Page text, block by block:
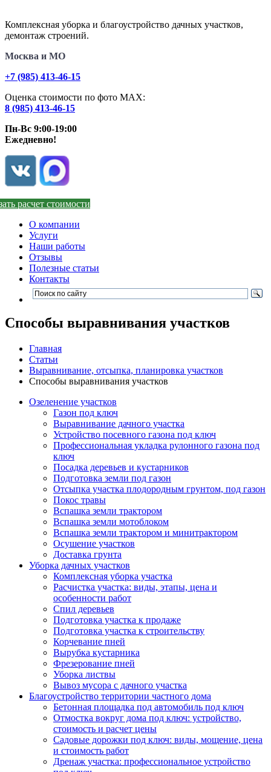
Комплексная уборка и благоустройство дачных участков,
демонтаж строений.
Москва и МО
+7 (985) 413-46-15
Оценка стоимости по фото МАХ:
8 (985) 413-46-15
Пн-Вс 9:00-19:00
Ежедневно!
расчет стоимости
О компании
Услуги
Наши работы
Отзывы
Полезные статьи
Контакты
Способы выравнивания участков
Главная
Статьи
Выравнивание, отсыпка, планировка участков
Способы выравнивания участков
Озеленение участков
Газон под ключ
Выравнивание дачного участка
Устройство посевного газона под ключ
Профессиональная укладка рулонного газона под
ключ
Посадка деревьев и кустарников
Подготовка земли под газон
Отсыпка участка плодородным грунтом, под газон
Покос травы
Вспашка земли трактором
Вспашка земли мотоблоком
Вспашка земли трактором и минитрактором
Осушение участков
Доставка грунта
Уборка дачных участков
Комплексная уборка участка
Расчистка участка: виды, этапы, цена и
особенности работ
Спил деревьев
Подготовка участка к продаже
Подготовка участка к строительству
Корчевание пней
Вырубка кустарника
Фрезерование пней
Уборка листвы
Вывоз мусора с дачного участка
Благоустройство территории частного дома
Бетонная площадка под автомобиль под ключ
Отмостка вокруг дома под ключ: устройство,
стоимость и расчет цены
Садовые дорожки под ключ: виды, мощение, цена
и стоимость работ
Дренаж участка: профессиональное устройство